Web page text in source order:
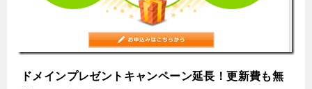
ドメインプレゼントキャンペーン延長！更新費も無